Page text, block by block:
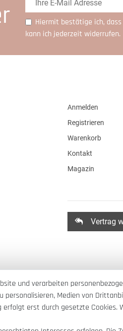
Hiermit bestätige ich, dass
kann ich jederzeit widerrufen.
Anmelden
Registrieren
Warenkorb
Kontakt
Magazin
Vertrag
und verarbeiten
personalisieren, Medien von
erst durch gesetzte Cookies.